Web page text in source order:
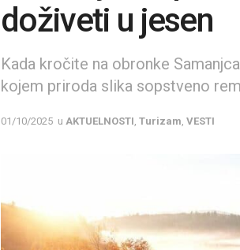
doživeti u jesen
Kada kročite na obronke
kojem priroda slika sopstveno
01/10/2025 u AKTUELNOSTI Turizam VESTI